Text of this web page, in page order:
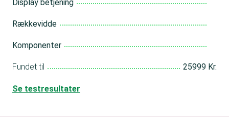
Display betjening
Rækkevidde
Komponenter
Fundet til 25999 Kr.
Se testresultater